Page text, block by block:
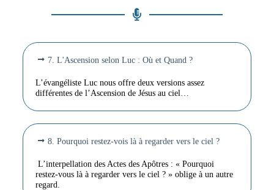
7. L'Ascension selon Luc : Où et Quand ?
L’évangéliste Luc nous offre deux versions assez
différentes de l’Ascension de Jésus au ciel…
8. Pourquoi restez-vois là à regarder vers le ciel ?
L’interpellation des Actes des Apôtres : « Pourquoi
restez-vous là à regarder vers le ciel ? » oblige à un autre
regard.